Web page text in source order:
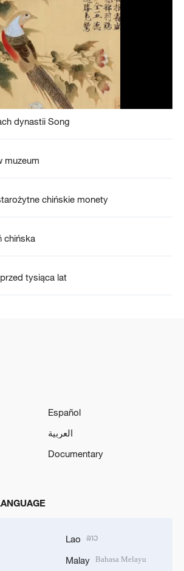
dynastii Song
muzeum
chińskie monety
chińska
tysiąca lat
Español
العربية
Documentary
Lao ລາວ
Malay Bahasa Melayu